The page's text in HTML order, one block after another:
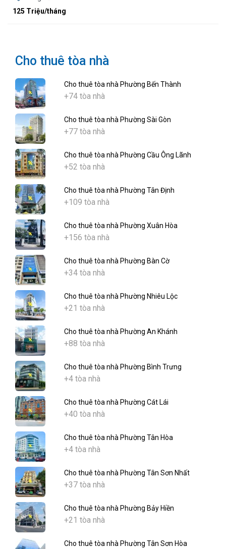
125 Triệu/tháng
Cho thuê tòa nhà
Cho thuê tòa nhà Phường Bến Thành
+74 tòa nhà
Cho thuê tòa nhà Phường Sài Gòn
+77 tòa nhà
Cho thuê tòa nhà Phường Cầu Ông Lãnh
+52 tòa nhà
Cho thuê tòa nhà Phường Tân Định
+109 tòa nhà
Cho thuê tòa nhà Phường Xuân Hòa
+156 tòa nhà
Cho thuê tòa nhà Phường Bàn Cờ
+34 tòa nhà
Cho thuê tòa nhà Phường Nhiêu Lộc
+21 tòa nhà
Cho thuê tòa nhà Phường An Khánh
+88 tòa nhà
Cho thuê tòa nhà Phường Bình Trưng
+4 tòa nhà
Cho thuê tòa nhà Phường Cát Lái
+40 tòa nhà
Cho thuê tòa nhà Phường Tân Hòa
+4 tòa nhà
Cho thuê tòa nhà Phường Tân Sơn Nhất
+37 tòa nhà
Cho thuê tòa nhà Phường Bảy Hiền
+21 tòa nhà
Cho thuê tòa nhà Phường Tân Sơn Hòa